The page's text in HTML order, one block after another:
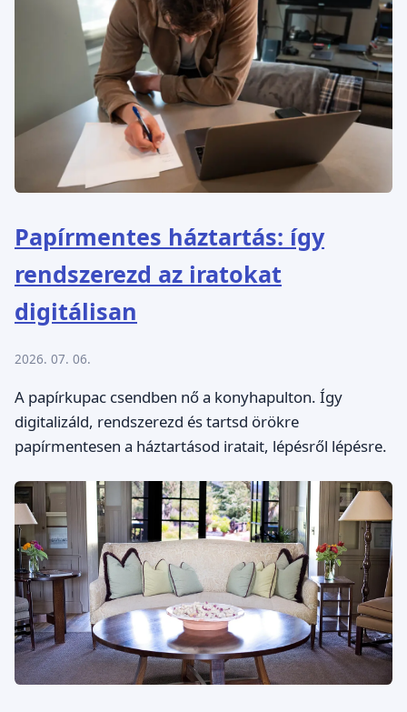
Papírmentes háztartás: így
rendszerezd az iratokat
digitálisan
2026. 07. 06.
A papírkupac csendben nő a konyhapulton. Így
digitalizáld, rendszerezd és tartsd örökre
papírmentesen a háztartásod iratait, lépésről lépésre.